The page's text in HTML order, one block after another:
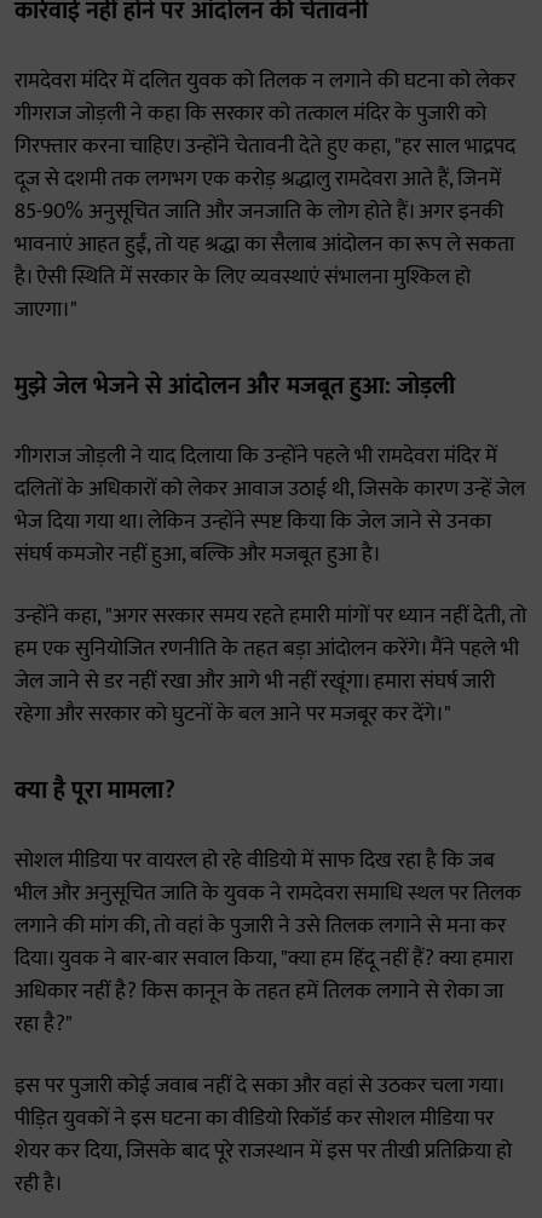
कार्रवाई नहीं होने पर आंदोलन की चेतावनी
रामदेवरा मंदिर में दलित युवक को तिलक न लगाने की घटना को लेकर
गीगराज जोड़ली ने कहा कि सरकार को तत्काल मंदिर के पुजारी को
गिरफ्तार करना चाहिए। उन्होंने चेतावनी देते हुए कहा, "हर साल भाद्रपद
दूज से दशमी तक लगभग एक करोड़ श्रद्धालु रामदेवरा आते हैं, जिनमें
85-90% अनुसूचित जाति और जनजाति के लोग होते हैं। अगर इनकी
भावनाएं आहत हुईं, तो यह श्रद्धा का सैलाब आंदोलन का रूप ले सकता
है। ऐसी स्थिति में सरकार के लिए व्यवस्थाएं संभालना मुश्किल हो
जाएगा।"
मुझे जेल भेजने से आंदोलन और मजबूत हुआ: जोड़ली
गीगराज जोड़ली ने याद दिलाया कि उन्होंने पहले भी रामदेवरा मंदिर में
दलितों के अधिकारों को लेकर आवाज उठाई थी, जिसके कारण उन्हें जेल
भेज दिया गया था। लेकिन उन्होंने स्पष्ट किया कि जेल जाने से उनका
संघर्ष कमजोर नहीं हुआ, बल्कि और मजबूत हुआ है।
उन्होंने कहा, "अगर सरकार समय रहते हमारी मांगों पर ध्यान नहीं देती, तो
हम एक सुनियोजित रणनीति के तहत बड़ा आंदोलन करेंगे। मैंने पहले भी
जेल जाने से डर नहीं रखा और आगे भी नहीं रखूंगा। हमारा संघर्ष जारी
रहेगा और सरकार को घुटनों के बल आने पर मजबूर कर देंगे।"
क्या है पूरा मामला?
सोशल मीडिया पर वायरल हो रहे वीडियो में साफ दिख रहा है कि जब
भील और अनुसूचित जाति के युवक ने रामदेवरा समाधि स्थल पर तिलक
लगाने की मांग की, तो वहां के पुजारी ने उसे तिलक लगाने से मना कर
दिया। युवक ने बार-बार सवाल किया, "क्या हम हिंदू नहीं हैं? क्या हमारा
अधिकार नहीं है? किस कानून के तहत हमें तिलक लगाने से रोका जा
रहा है?"
इस पर पुजारी कोई जवाब नहीं दे सका और वहां से उठकर चला गया।
पीड़ित युवकों ने इस घटना का वीडियो रिकॉर्ड कर सोशल मीडिया पर
शेयर कर दिया, जिसके बाद पूरे राजस्थान में इस पर तीखी प्रतिक्रिया हो
रही है।